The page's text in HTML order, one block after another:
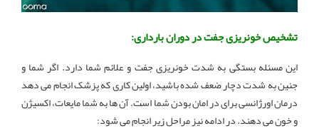
تشخیص خونریزی جفت در دوران بارداری:
این مسئله بستگی به شدت خونریزی جفت و علائم شما دارد. اگر شما و
جنین به شدت دچار ضعف شده باشید، اولین کاری که پزشک انجام می دهد
درمان اورژانسی برای در امان بودن شما است. آن ها به شما مایعات، اکسیژن
و خون می دهند. در ادامه نیز مراحل زیر انجام می شود: